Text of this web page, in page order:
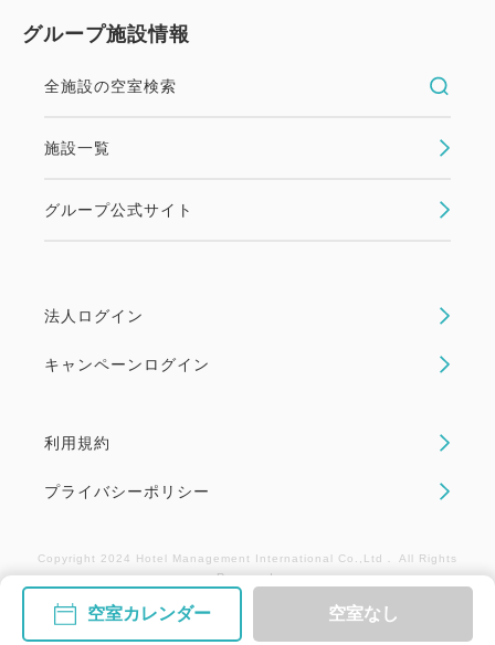
空室カレンダー 空室なし
タッキングベッドまたはソファーベッド)が増え、部
☆レストランは貸切りやその他の事情により一般営業
☆当ホテルではお車でご来館の場合、駐車場料金を1
1,500円まで)。
★当プランはご予約時にカード決済が必要であり、ご
も含む)には下記の取消料が必要となります。
□14～3日前まで、 宿泊料総額の30％
□前日、宿泊料総額の50％
□当日、宿泊料総額の80％
□ご連絡なしの不泊、宿泊料総額の100％
グループ施設情報
全施設の空室検索
施設一覧
グループ公式サイト
法人ログイン
キャンペーンログイン
利用規約
プライバシーポリシー
Copyright 2024 Hotel Management International Co.,Ltd． All Rights
Reserved.